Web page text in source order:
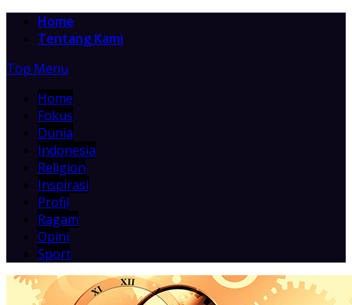
Home
Tentang Kami
Top Menu
Home
Fokus
Dunia
Indonesia
Religion
Inspirasi
Profil
Ragam
Opini
Sport